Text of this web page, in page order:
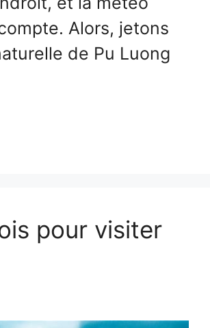
Alors, jetons
de Pu Luong
pour visiter